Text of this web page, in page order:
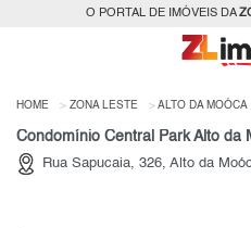
O PORTAL DE IMÓVEIS DA
HOME ZONA LESTE ALTO DA MOÓCA
Condomínio Central Park Alto da
Rua Sapucaia, 326, Alto da